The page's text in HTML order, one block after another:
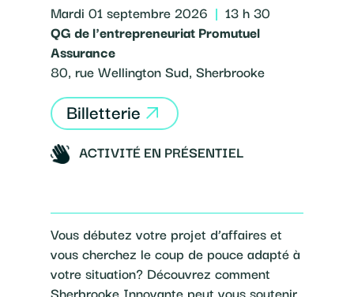
Mardi 01 septembre 2026 | 13 h 30
QG de l'entrepreneuriat Promutuel
Assurance
80, rue Wellington Sud, Sherbrooke
Billetterie
ACTIVITÉ EN PRÉSENTIEL
Vous débutez votre projet d’affaires et
vous cherchez le coup de pouce adapté à
votre situation? Découvrez comment
Sherbrooke Innovante peut vous soutenir